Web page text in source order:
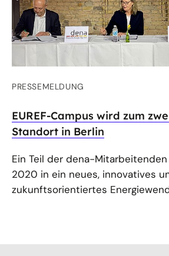
PRESSEMELDUNG
EUREF-Campus wird zum
Standort in Berlin
Ein Teil der dena-
2020 in ein neues, innovatives
zukunftsorientiertes